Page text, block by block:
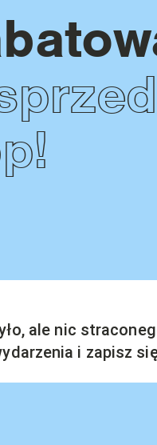
ale nic
i zapisz